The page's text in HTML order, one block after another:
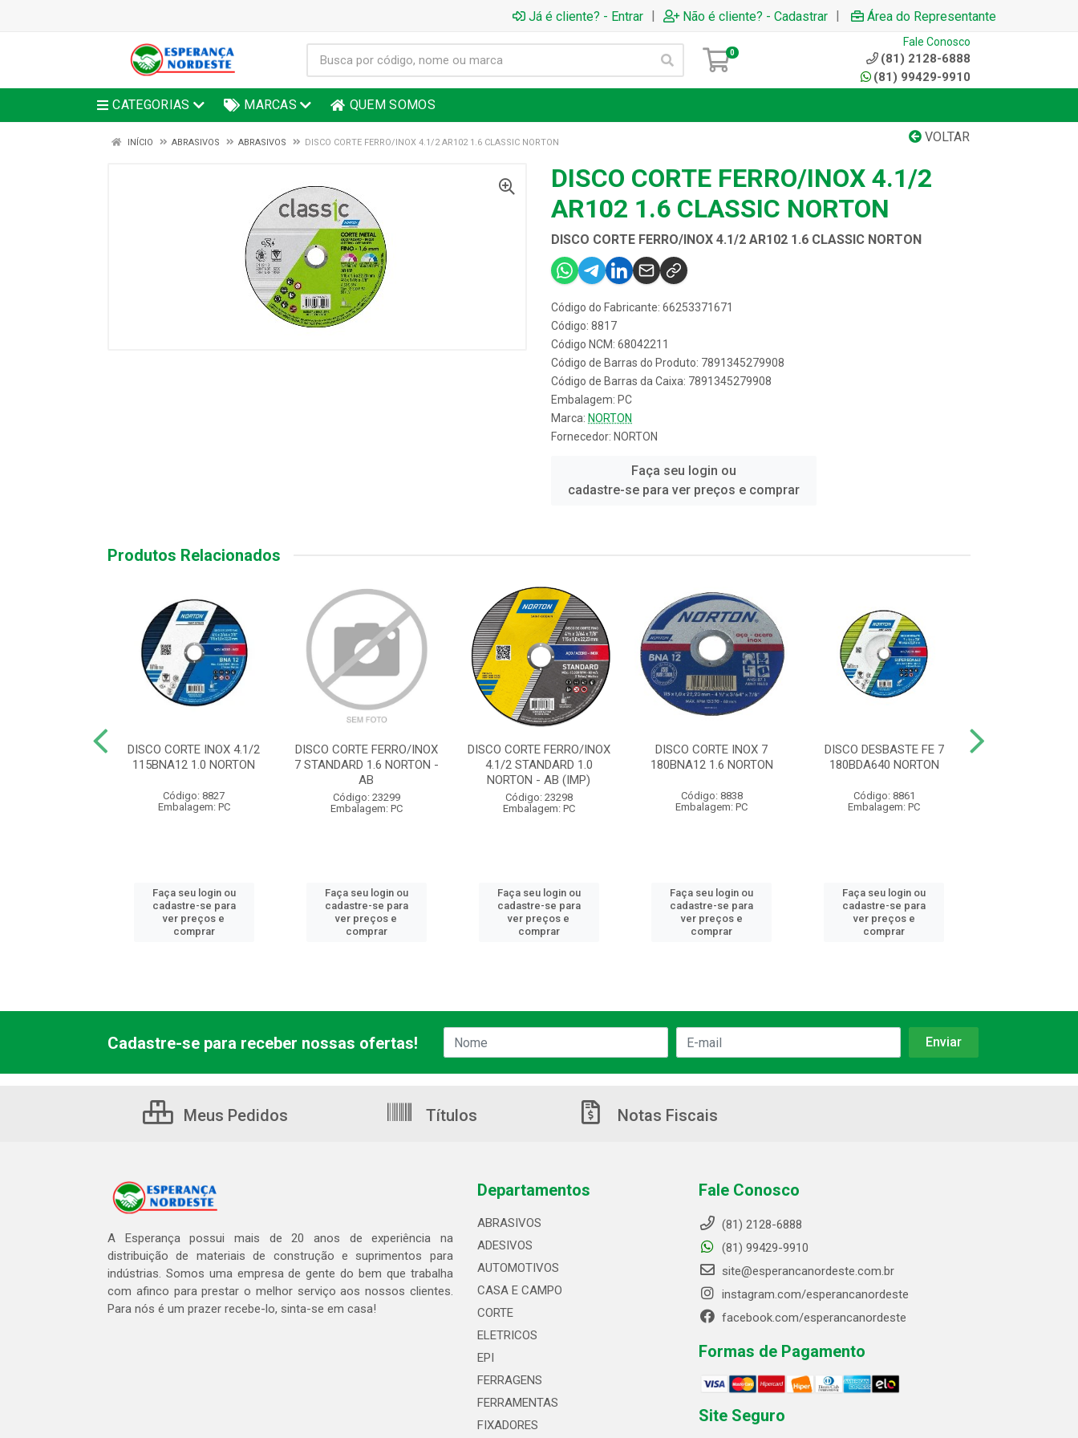
Já é cliente? - Entrar | Não é cliente? - Cadastrar | Área do Representante
0
Fale Conosco
(81) 2128-6888
(81) 99429-9910
CATEGORIAS MARCAS QUEM SOMOS
VOLTAR
INÍCIO ABRASIVOS ABRASIVOS DISCO CORTE FERRO/INOX 4.1/2 AR102 1.6 CLASSIC NORTON
DISCO CORTE FERRO/INOX 4.1/2
AR102 1.6 CLASSIC NORTON
DISCO CORTE FERRO/INOX 4.1/2 AR102 1.6 CLASSIC NORTON
Código do Fabricante: 66253371671
Código: 8817
Código NCM: 68042211
Código de Barras do Produto: 7891345279908
Código de Barras da Caixa: 7891345279908
Embalagem: PC
Marca: NORTON
Fornecedor: NORTON
Faça seu login ou
cadastre-se para ver preços e comprar
Produtos Relacionados
DISCO CORTE INOX 4.1/2
115BNA12 1.0 NORTON
Código: 8827
Embalagem: PC
Faça seu login ou
cadastre-se para
ver preços e
comprar
DISCO CORTE FERRO/INOX
7 STANDARD 1.6 NORTON -
AB
Código: 23299
Embalagem: PC
Faça seu login ou
cadastre-se para
ver preços e
comprar
DISCO CORTE FERRO/INOX
4.1/2 STANDARD 1.0
NORTON - AB (IMP)
Código: 23298
Embalagem: PC
Faça seu login ou
cadastre-se para
ver preços e
comprar
DISCO CORTE INOX 7
180BNA12 1.6 NORTON
Código: 8838
Embalagem: PC
Faça seu login ou
cadastre-se para
ver preços e
comprar
DISCO DESBASTE FE 7
180BDA640 NORTON
Código: 8861
Embalagem: PC
Faça seu login ou
cadastre-se para
ver preços e
comprar
Cadastre-se para receber nossas ofertas!
Meus Pedidos Títulos Notas Fiscais
A Esperança possui mais de 20 anos de experiência na
distribuição de materiais de construção e suprimentos para
indústrias. Somos uma empresa de gente do bem que trabalha
com afinco para prestar o melhor serviço aos nossos clientes.
Para nós é um prazer recebe-lo, sinta-se em casa!
Departamentos
ABRASIVOS
ADESIVOS
AUTOMOTIVOS
CASA E CAMPO
CORTE
ELETRICOS
EPI
FERRAGENS
FERRAMENTAS
FIXADORES
Fale Conosco
(81) 2128-6888
(81) 99429-9910
site@esperancanordeste.com.br
instagram.com/esperancanordeste
facebook.com/esperancanordeste
Formas de Pagamento
Site Seguro